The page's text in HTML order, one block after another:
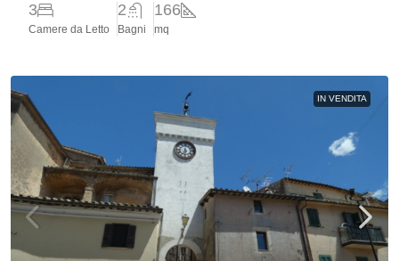
3
Camere da Letto
2
Bagni
166
mq
IN VENDITA